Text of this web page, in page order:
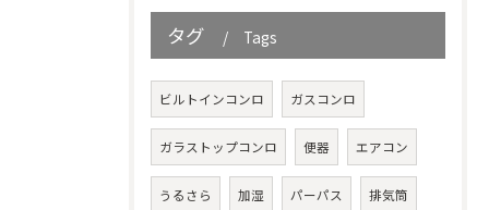
タグ Tags
ビルトインコンロ ガスコンロ
ガラストップコンロ 便器 エアコン
うるさら 加湿 パーパス 排気筒